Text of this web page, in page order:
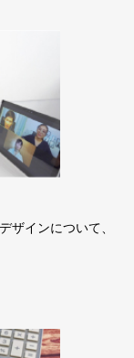
ザインについて、